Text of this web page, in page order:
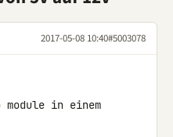
2017-05-08 10:40#5003078
in einem